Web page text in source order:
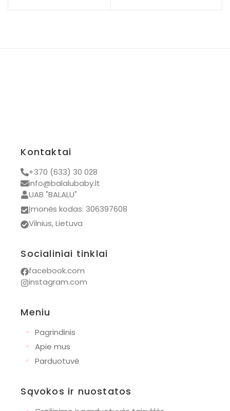
Kontaktai
+370 (633) 30 028
info@balalubaby.lt
UAB "BALALU"
Įmonės kodas: 306397608
Vilnius, Lietuva
Socialiniai tinklai
facebook.com
instagram.com
Meniu
◦
Pagrindinis
◦ Apie mus
◦ Parduotuvė
Sąvokos ir nuostatos